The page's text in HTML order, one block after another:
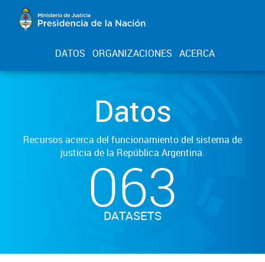
DATOS ORGANIZACIONES ACERCA
Datos
Recursos acerca del funcionamiento del sistema de
justicia de la República Argentina.
063
DATASETS